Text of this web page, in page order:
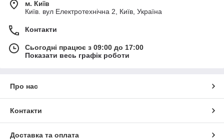
м. Київ
Київ. вул Електротехнічна 2, Київ, Україна
Контакти
Сьогодні працює з 09:00 до 17:00
Показати весь графік роботи
Про нас
Контакти
Доставка та оплата